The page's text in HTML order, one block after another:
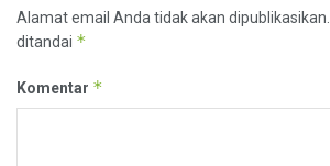
Alamat email Anda tidak akan dipublikasikan.
ditandai *
Komentar *